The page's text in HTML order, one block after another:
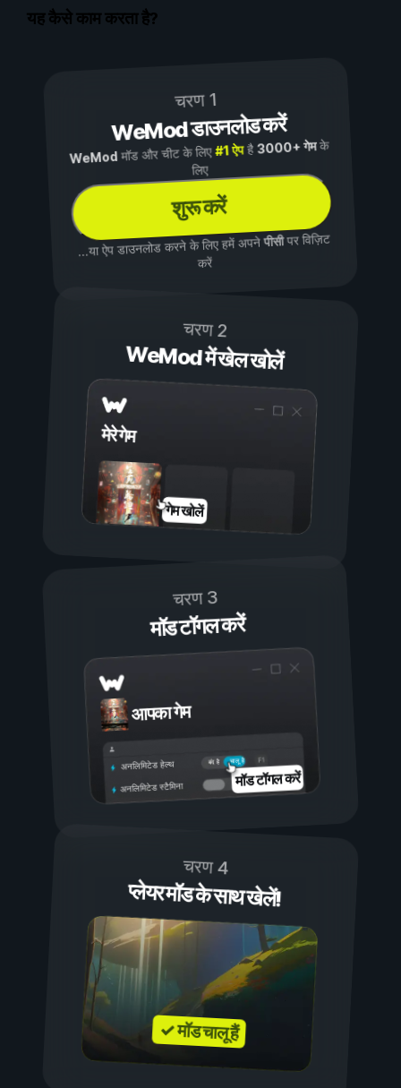
यह कैसे काम करता है?
चरण 1
WeMod डाउनलोड करें
WeMod मॉड और चीट के लिए#1 ऐपहै3000+ गेमके
लिए
शुरू करें
...या ऐप डाउनलोड करने के लिए हमें अपनेपीसीपर विज़िट
करें
चरण 2
WeMod में खेल खोलें
मेरे गेम
गेम खोलें
चरण 3
मॉड टॉगल करें
आपका गेम
चालू है
बंद है
अनलिमिटेड हेल्थ
अनलिमिटेड स्टैमिना मॉड टॉगल करें
चरण 4
प्लेयर मॉड के साथ खेलें!
✓ मॉड चालू हैं